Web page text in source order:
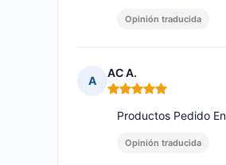
Opinión traducida
A
AC A.
Nota: 5 de 5
Productos Pedido
Opinión traducida